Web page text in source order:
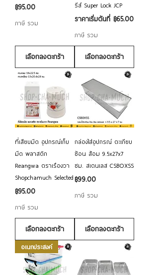
ราคา
฿95.00
ภาษี รวม
เลือกลงตะกร้า
รีส์ Super Lock JCP
ราคาเริ่มต้นที่ ฿65.00
ราคาขายลด
ภาษี รวม
เลือกลงตะกร้า
ที่เสียบมีด อุปกรณ์เก็บ
มีด พลาสติก
Reangwa ตราเรืองวา
Shopchamuch Selected
ราคา
฿95.00
ภาษี รวม
เลือกลงตะกร้า
กล่องใส่อุปกรณ์ ตะเกียบ
ช้อน ส้อม 9.5x27x7
ซม. สเตนเลส CSBOXSS
ราคา
฿99.00
ภาษี รวม
เลือกลงตะกร้า
อเนกประสงค์